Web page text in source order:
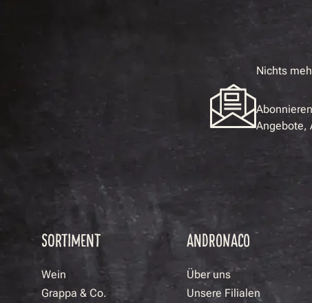
Nichts
Angebote,
SORTIMENT
Wein
Grappa & Co.
ANDRONACO
Über uns
Unsere Filialen